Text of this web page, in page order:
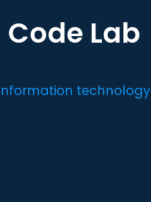
Code Lab
technology